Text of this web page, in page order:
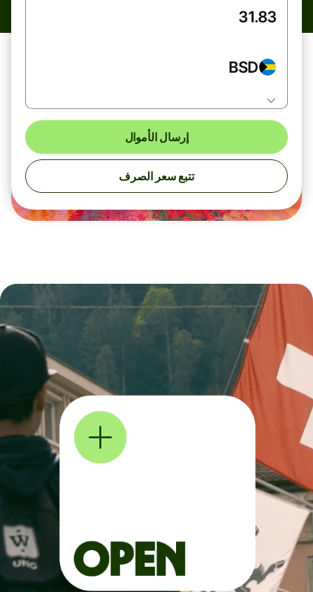
BSD
إرسال الأموال
تتبع سعر الصرف